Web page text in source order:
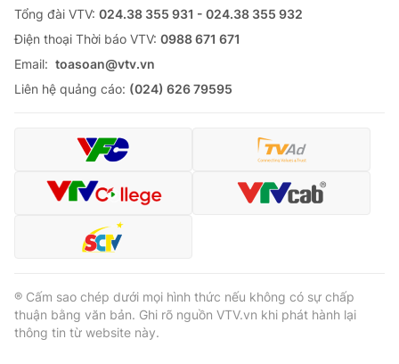
Tổng đài VTV: 024.38 355 931 - 024.38 355 932
Ðiện thoại Thời báo VTV: 0988 671 671
Email: toasoan@vtv.vn
Liên hệ quảng cáo: (024) 626 79595
® Cấm sao chép dưới mọi hình thức nếu không có sự chấp
thuận bằng văn bản. Ghi rõ nguồn VTV.vn khi phát hành lại
thông tin từ website này.